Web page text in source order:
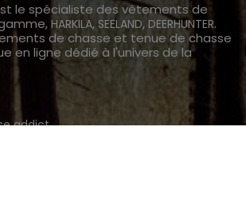
le spécialiste des vêtements de
HARKILA, SEELAND, DEERHUNTER.
de chasse et tenue de chasse
en ligne dédié à l'univers de la
addict